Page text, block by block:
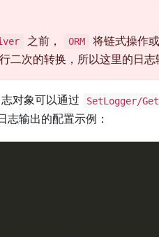
之前， ORM 将链式操作
二次的转换，所以这里的日
对象可以通过 SetLogger/
志输出的配置示例：